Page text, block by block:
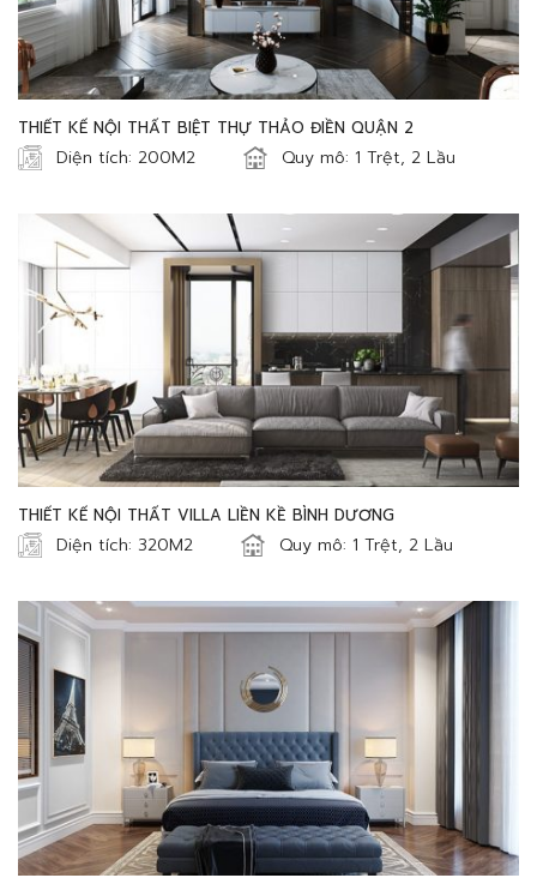
THIẾT KẾ NỘI THẤT BIỆT THỰ THẢO ĐIỀN QUẬN 2
Diện tích: 200M2 Quy mô: 1 Trệt, 2 Lầu
THIẾT KẾ NỘI THẤT VILLA LIỀN KỀ BÌNH DƯƠNG
Diện tích: 320M2 Quy mô: 1 Trệt, 2 Lầu